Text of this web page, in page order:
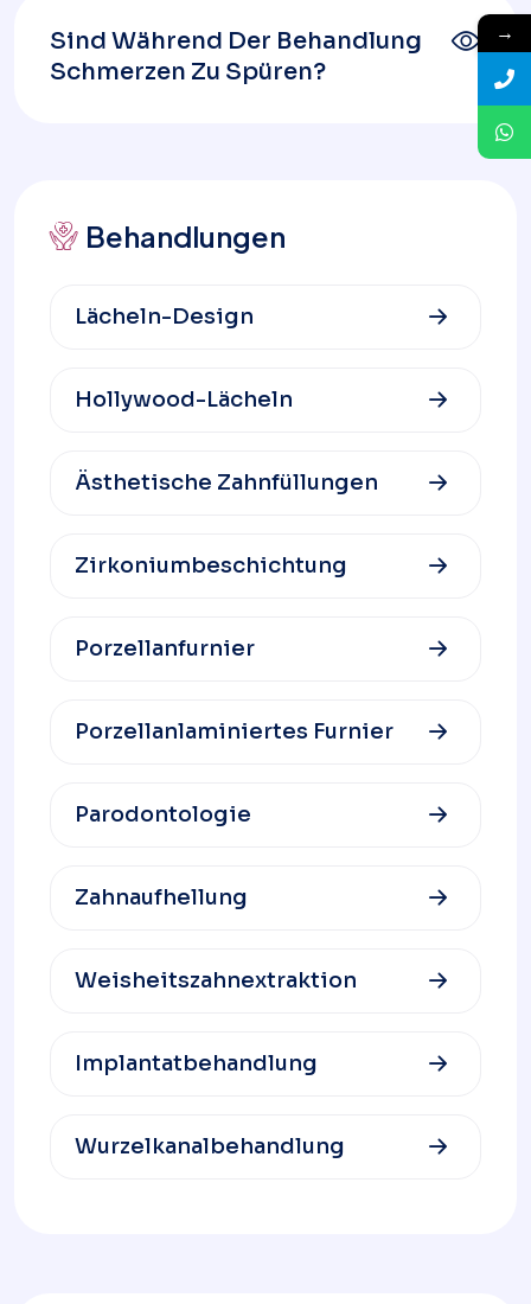
Sind Während Der Behandlung
Schmerzen Zu Spüren?
Behandlungen
Lächeln-Design
Hollywood-Lächeln
Ästhetische Zahnfüllungen
Zirkoniumbeschichtung
Porzellanfurnier
Porzellanlaminiertes Furnier
Parodontologie
Zahnaufhellung
Weisheitszahnextraktion
Implantatbehandlung
Wurzelkanalbehandlung
→